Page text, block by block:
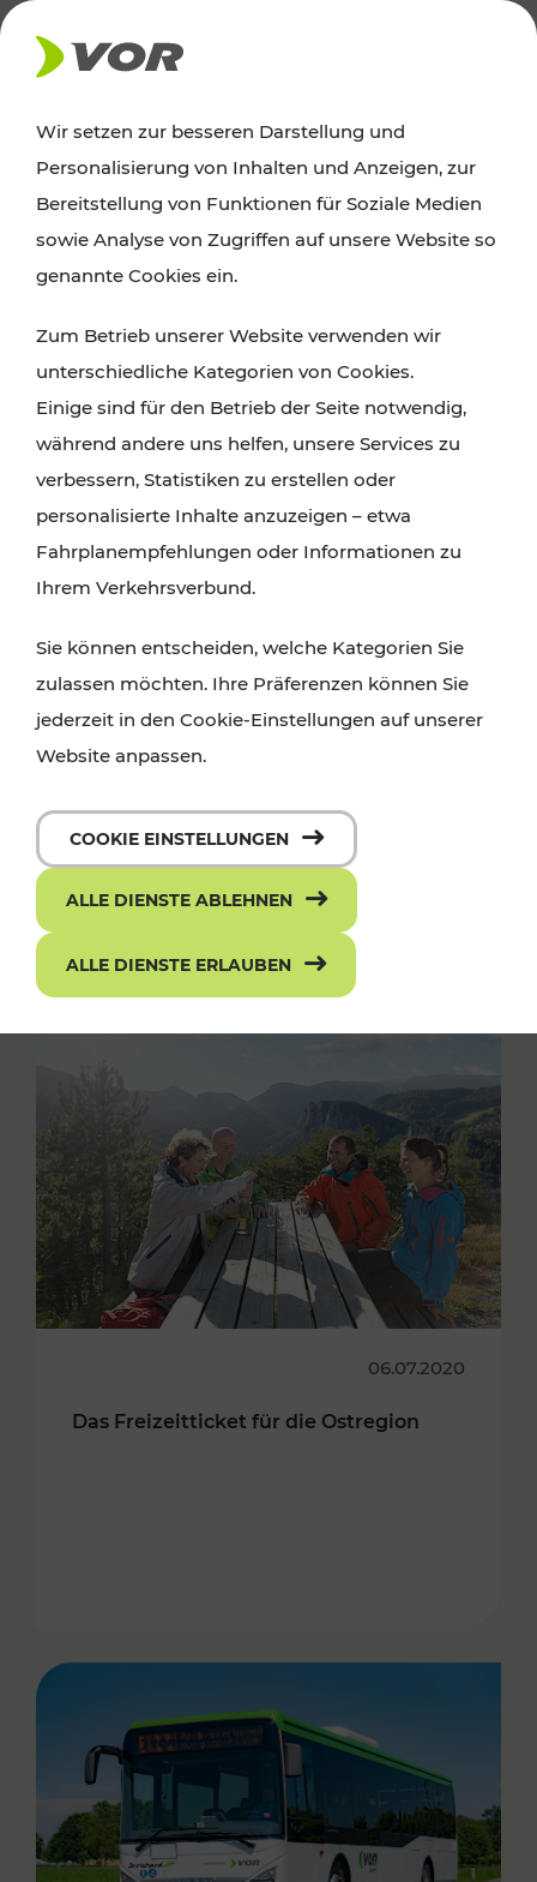
AKTUELLES
News
Alle wichtigen Meldungen zu Fahrplanänderungen,
finden Sie hier im Überblick.
06.07.2020
Das Freizeitticket für die Ostregion
Wir setzen zur besseren Darstellung und
Personalisierung von Inhalten und Anzeigen, zur
Bereitstellung von Funktionen für Soziale Medien
sowie Analyse von Zugriffen auf unsere Website so
genannte Cookies ein.
Zum Betrieb unserer Website verwenden wir
unterschiedliche Kategorien von Cookies.
Einige sind für den Betrieb der Seite notwendig,
während andere uns helfen, unsere Services zu
verbessern, Statistiken zu erstellen oder
personalisierte Inhalte anzuzeigen – etwa
Fahrplanempfehlungen oder Informationen zu
Ihrem Verkehrsverbund.
Sie können entscheiden, welche Kategorien Sie
zulassen möchten. Ihre Präferenzen können Sie
jederzeit in den Cookie-Einstellungen auf unserer
Website anpassen.
COOKIE EINSTELLUNGEN
ALLE DIENSTE ABLEHNEN
ALLE DIENSTE ERLAUBEN